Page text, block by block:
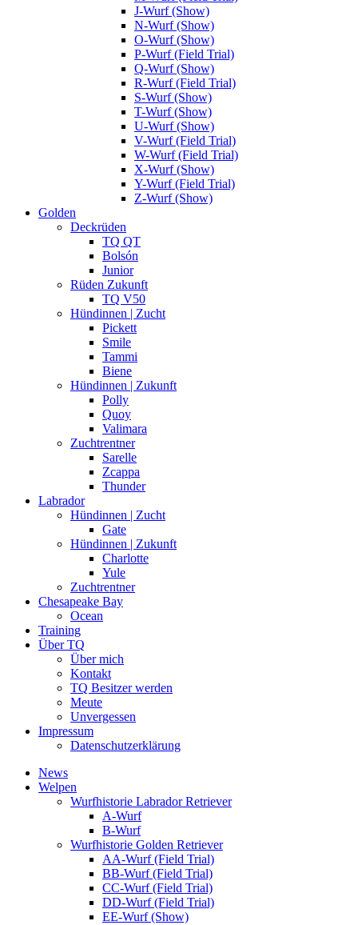
J-Wurf (Show)
N-Wurf (Show)
O-Wurf (Show)
P-Wurf (Field Trial)
Q-Wurf (Show)
R-Wurf (Field Trial)
S-Wurf (Show)
T-Wurf (Show)
U-Wurf (Show)
V-Wurf (Field Trial)
W-Wurf (Field Trial)
X-Wurf (Show)
Y-Wurf (Field Trial)
Z-Wurf (Show)
Golden
Deckrüden
TQ QT
Bolsón
Junior
Rüden Zukunft
TQ V50
Hündinnen | Zucht
Pickett
Smile
Tammi
Biene
Hündinnen | Zukunft
Polly
Quoy
Valimara
Zuchtrentner
Sarelle
Zcappa
Thunder
Labrador
Hündinnen | Zucht
Gate
Hündinnen | Zukunft
Charlotte
Yule
Zuchtrentner
Chesapeake Bay
Ocean
Training
Über TQ
Über mich
Kontakt
TQ Besitzer werden
Meute
Unvergessen
Impressum
Datenschutzerklärung
News
Welpen
Wurfhistorie Labrador Retriever
A-Wurf
B-Wurf
Wurfhistorie Golden Retriever
AA-Wurf (Field Trial)
BB-Wurf (Field Trial)
CC-Wurf (Field Trial)
DD-Wurf (Field Trial)
EE-Wurf (Show)